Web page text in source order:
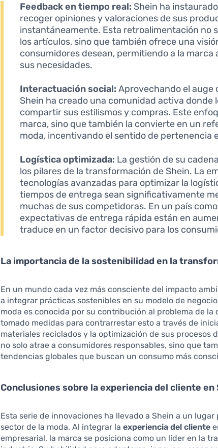
Feedback en tiempo real: Shein ha
recoger opiniones y valoraciones de sus
instantáneamente. Esta retroalimentación no
los artículos, sino que también ofrece una
consumidores desean, permitiendo a la
sus necesidades.
Interactuación social: Aprovechando el auge
Shein ha creado una comunidad activa donde
compartir sus estilismos y compras. Este
marca, sino que también la convierte en un
moda, incentivando el sentido de pertenencia
Logística optimizada: La gestión de su
los pilares de la transformación de Shein. La
tecnologías avanzadas para optimizar la
tiempos de entrega sean significativamente
muchas de sus competidoras. En un país
expectativas de entrega rápida están en
traduce en un factor decisivo para los
La importancia de la sostenibilidad en la
En un mundo cada vez más consciente del impacto
a integrar prácticas sostenibles en su modelo de
moda es conocida por su contribución al problema de la
tomado medidas para contrarrestar esto a través de
materiales reciclados y la optimización de sus procesos
no solo atrae a consumidores responsables, sino que
tendencias globales que buscan un consumo más
Conclusiones sobre la experiencia del cliente en
Esta serie de innovaciones ha llevado a Shein a un
sector de la moda. Al integrar laexperiencia del cliente
empresarial, la marca se posiciona como un líder en la